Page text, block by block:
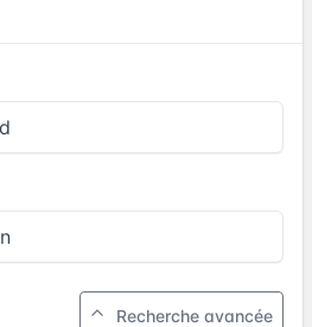
Recherche avancée